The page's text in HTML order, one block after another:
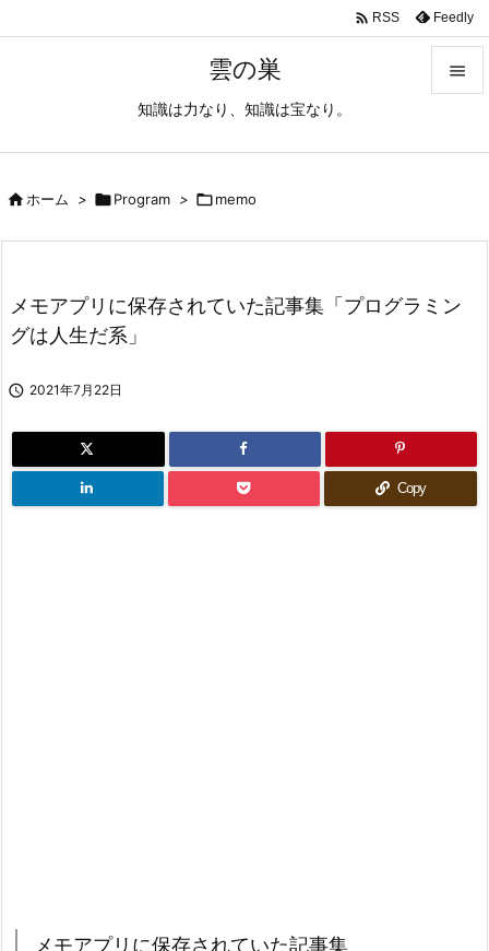
雲の巣
知識は力なり、知識は宝なり。

次へ
 RSS Feedly
ホーム > Program > memo
メモアプリに保存されていた記事集「プログラミン
グは人生だ系」
 2021年7月22日
Copy
メモアプリに保存されていた記事集